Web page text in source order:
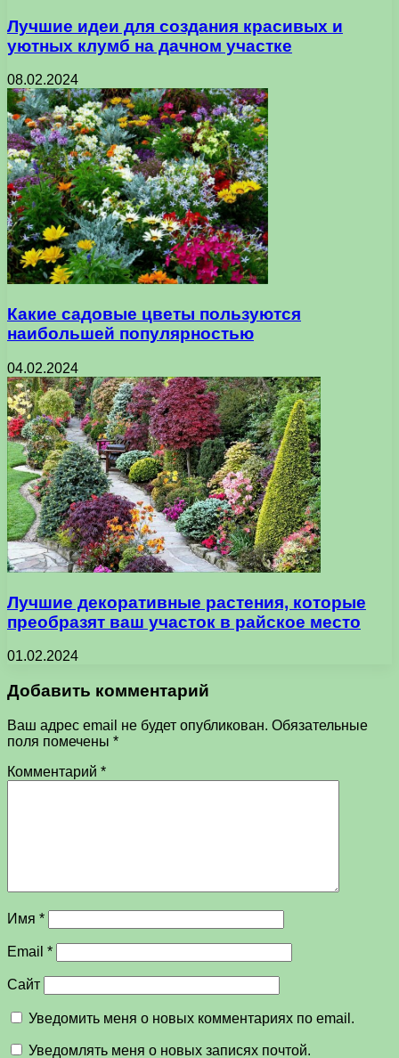
Лучшие идеи для создания красивых и
уютных клумб на дачном участке
08.02.2024
Какие садовые цветы пользуются
наибольшей популярностью
04.02.2024
Лучшие декоративные растения, которые
преобразят ваш участок в райское место
01.02.2024
Добавить комментарий
Ваш адрес email не будет опубликован. Обязательные
поля помечены *
Комментарий *
Имя *
Email *
Сайт
Уведомить меня о новых комментариях по email.
Уведомлять меня о новых записях почтой.